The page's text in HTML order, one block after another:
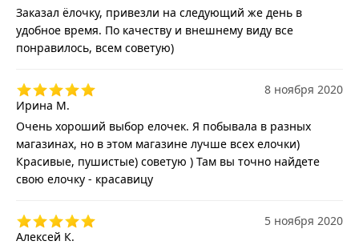
Заказал ёлочку, привезли на следующий же день в
удобное время. По качеству и внешнему виду все
понравилось, всем советую)
Ирина М.
8 ноября 2020
Очень хороший выбор елочек. Я побывала в разных
магазинах, но в этом магазине лучше всех елочки)
Красивые, пушистые) советую ) Там вы точно найдете
свою елочку - красавицу
Алексей К.
5 ноября 2020